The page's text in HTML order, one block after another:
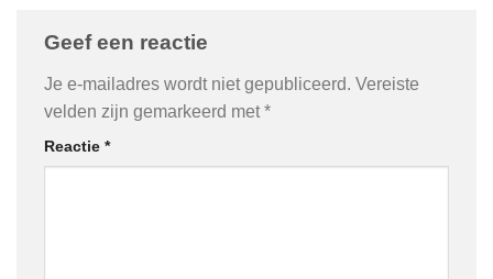
Geef een reactie
Je e-mailadres wordt niet gepubliceerd. Vereiste
velden zijn gemarkeerd met*
Reactie *